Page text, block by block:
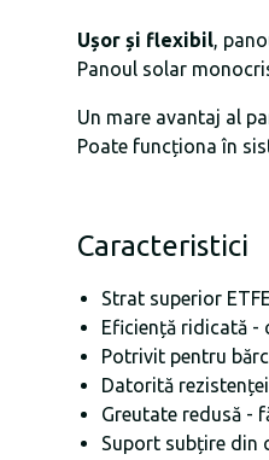
Ușor și flexibil,
Panoul solar
Un mare avantaj al
Poate funcționa în
Caracteristici
Strat superior
Eficiență ridicată -
Potrivit pentru
Datorită
Greutate redusă -
Suport subțire din